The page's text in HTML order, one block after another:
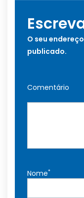
O seu
publicado.
Comentário
Nome*